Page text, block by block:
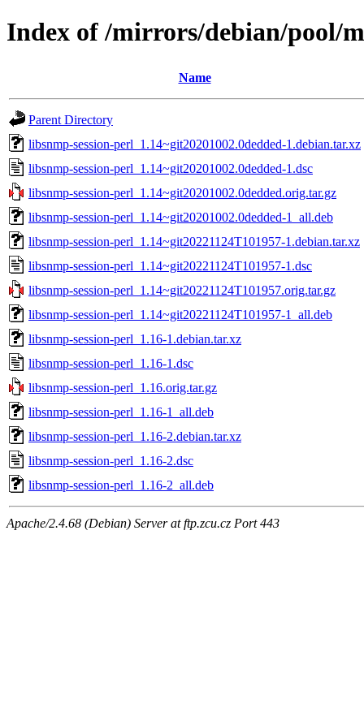
Index of /mirrors/debian/pool/
Name
Parent Directory
libsnmp-session-perl_1.14~git20201002.0dedded-1.debian.tar.xz
libsnmp-session-perl_1.14~git20201002.0dedded-1.dsc
libsnmp-session-perl_1.14~git20201002.0dedded.orig.tar.gz
libsnmp-session-perl_1.14~git20201002.0dedded-1_all.deb
libsnmp-session-perl_1.14~git20221124T101957-1.debian.tar.xz
libsnmp-session-perl_1.14~git20221124T101957-1.dsc
libsnmp-session-perl_1.14~git20221124T101957.orig.tar.gz
libsnmp-session-perl_1.14~git20221124T101957-1_all.deb
libsnmp-session-perl_1.16-1.debian.tar.xz
libsnmp-session-perl_1.16-1.dsc
libsnmp-session-perl_1.16.orig.tar.gz
libsnmp-session-perl_1.16-1_all.deb
libsnmp-session-perl_1.16-2.debian.tar.xz
libsnmp-session-perl_1.16-2.dsc
libsnmp-session-perl_1.16-2_all.deb
Apache/2.4.68 (Debian) Server at ftp.zcu.cz Port 443